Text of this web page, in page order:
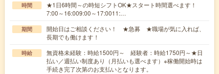
時間
★1日6時間～の時短シフトOK★スタート時間選べます！
7:00～16:009:00～17:0011:…
期間
開始日はご相談ください！ ★急募 ★職場が気に入れば、
長期でも働けます！
時給
無資格未経験：時給1500円～ 経験者：時給1750円～★日
払い／週払い制度あり（月払いも選べます）※稼働開始時は
手続き完了次第のお支払いとなります。